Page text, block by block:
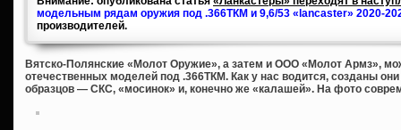
модельным рядам оружия под .366ТКМ и 9,6/53 «lancaster» 2020-
производителей.
Вятско-Полянские «Молот Оружие», а затем и ООО «Молот Армз»,
отечественных моделей под .366ТКМ. Как у нас водится, созданы
образцов — СКС, «мосинок» и, конечно же «калашей». На фото